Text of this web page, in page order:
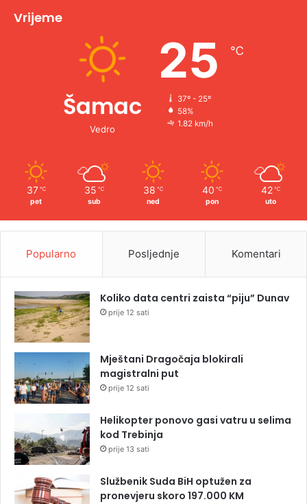
Vrijeme
Šamac
Vedro
25 ℃
37º - 25º
58%
1.82 km/h
37 ℃
pet
35 ℃
sub
38 ℃
ned
40 ℃
pon
42 ℃
uto
Popularno Posljednje Komentari
Koliko data centri zaista “piju” Dunav
prije 12 sati
Mještani Dragočaja blokirali
magistralni put
prije 12 sati
Helikopter ponovo gasi vatru u selima
kod Trebinja
prije 13 sati
Službenik Suda BiH optužen za
pronevjeru skoro 197.000 KM